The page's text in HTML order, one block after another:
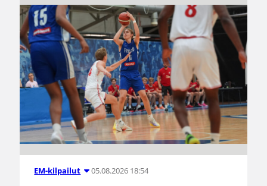
EM-kilpailut 05.08.2026 18:54